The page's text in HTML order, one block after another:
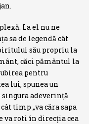
La el nu ne
sa de legendă cât
său propriu la
căci pământul la
pentru
lui, spunea un
singura adeverinţă
timp „va căra sapa
va roti în direcţia cea